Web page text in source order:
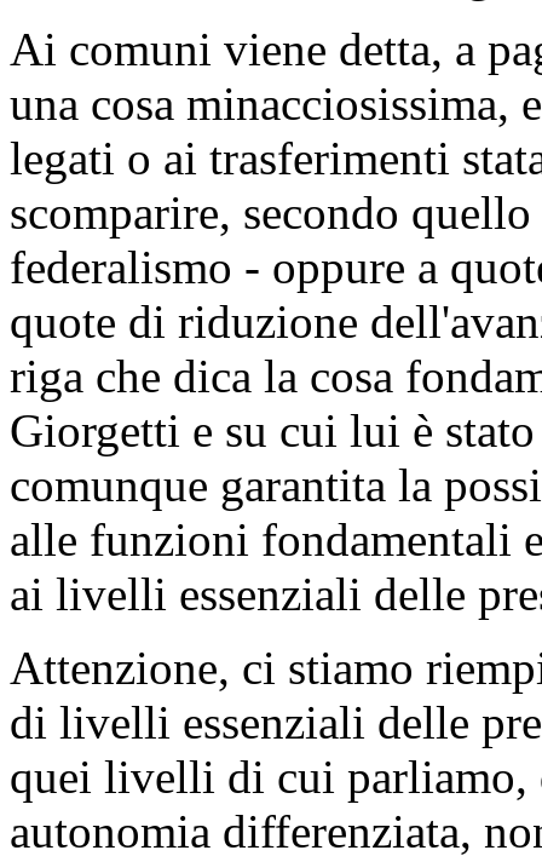
Ai comuni viene detta, a
una cosa minacciosissima,
legati o ai trasferimenti
scomparire, secondo
federalismo - oppure a
quote di riduzione
riga che dica la cosa
Giorgetti e su cui lui è
comunque garantita la
alle funzioni fondamentali
ai livelli essenziali delle
Attenzione, ci stiamo
di livelli essenziali delle
quei livelli di cui parliamo,
autonomia differenziata,